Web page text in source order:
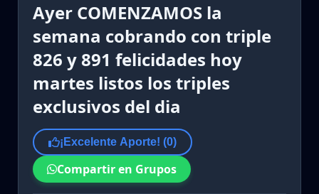
Ayer COMENZAMOS la
semana cobrando con triple
826 y 891 felicidades hoy
martes listos los triples
exclusivos del dia
¡Excelente Aporte! (0)
Compartir en Grupos